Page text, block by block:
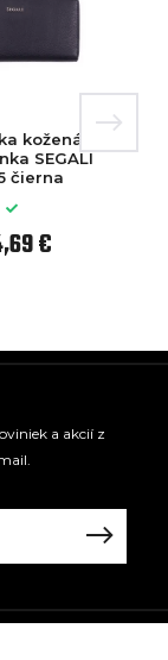
kožená
SEGALI
čierna
€
a akcií z